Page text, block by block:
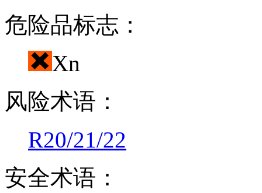
危险品标志：
Xn
风险术语：
R20/21/22
安全术语：